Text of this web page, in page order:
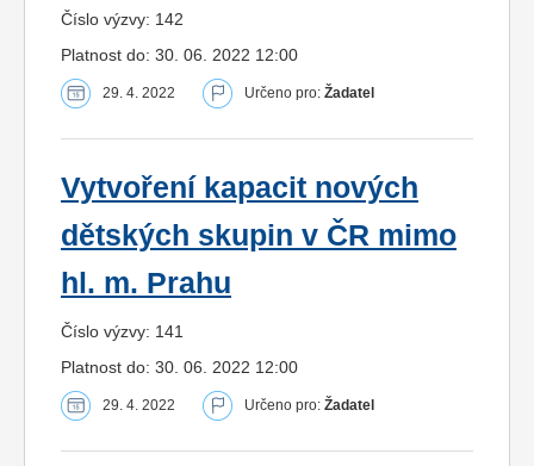
Číslo výzvy: 142
Platnost do: 30. 06. 2022 12:00
29. 4. 2022 Určeno pro: Žadatel
Vytvoření kapacit nových
dětských skupin v ČR mimo
hl. m. Prahu
Číslo výzvy: 141
Platnost do: 30. 06. 2022 12:00
29. 4. 2022 Určeno pro: Žadatel